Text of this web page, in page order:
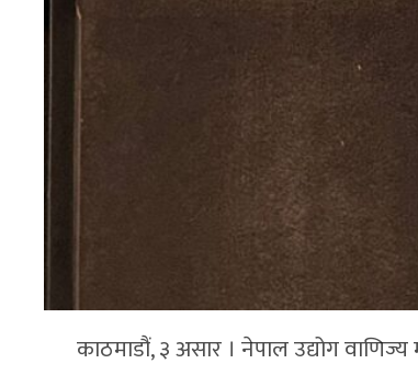
काठमाडौं, ३ असार । नेपाल उद्योग